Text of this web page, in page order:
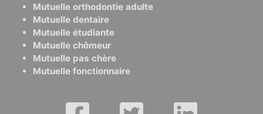
Mutuelle orthodontie adulte
Mutuelle dentaire
Mutuelle étudiante
Mutuelle chômeur
Mutuelle pas chère
Mutuelle fonctionnaire